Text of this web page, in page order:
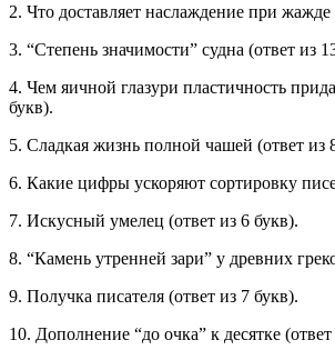
2. Что доставляет наслаждение при жажде
3. “Степень значимости” судна (ответ из
4. Чем яичной глазури пластичность
букв).
5. Сладкая жизнь полной чашей (ответ из
6. Какие цифры ускоряют сортировку
7. Искусный умелец (ответ из 6 букв).
8. “Камень утренней зари” у древних
9. Получка писателя (ответ из 7 букв).
10. Дополнение “до очка” к десятке